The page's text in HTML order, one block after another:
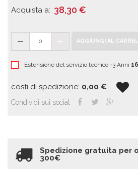
Acquista a: 38,30 €
0 AGGIUNGI AL
Estensione del servizio tecnico +3 Anni
costi di spedizione: 0,00 €
Condividi sui social
Spedizione gratuita per
300€